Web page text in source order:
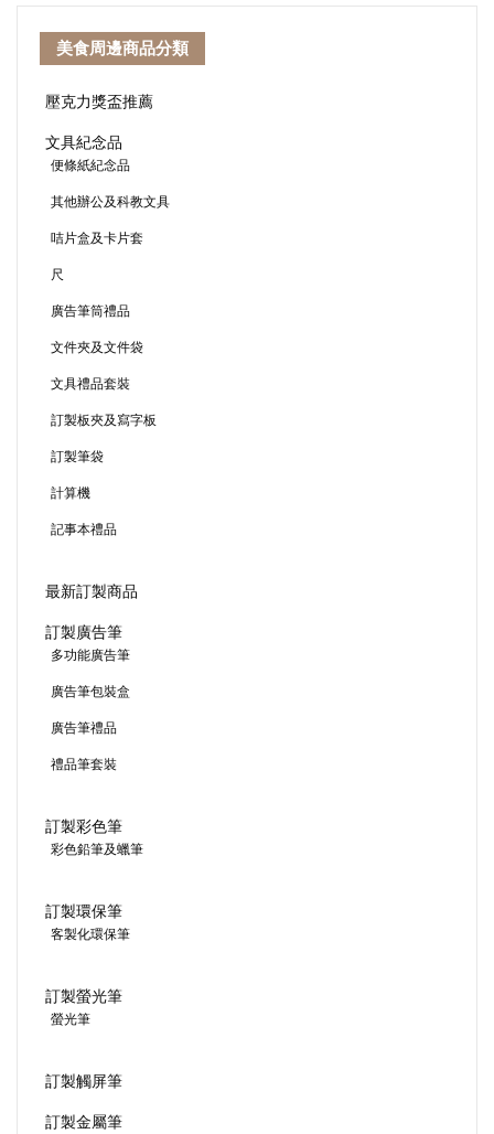
美食周邊商品分類
壓克力獎盃推薦
文具紀念品
便條紙紀念品
其他辦公及科教文具
咭片盒及卡片套
尺
廣告筆筒禮品
文件夾及文件袋
文具禮品套裝
訂製板夾及寫字板
訂製筆袋
計算機
記事本禮品
最新訂製商品
訂製廣告筆
多功能廣告筆
廣告筆包裝盒
廣告筆禮品
禮品筆套裝
訂製彩色筆
彩色鉛筆及蠟筆
訂製環保筆
客製化環保筆
訂製螢光筆
螢光筆
訂製觸屏筆
訂製金屬筆